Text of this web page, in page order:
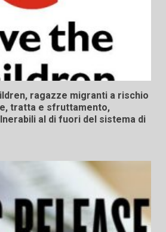
ragazze migranti a rischio
tratta e sfruttamento,
al di fuori del sistema di